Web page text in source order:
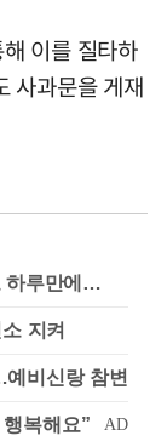
이를 질타하
사과문을 게재
하루만에…
지켜
비신랑 참변